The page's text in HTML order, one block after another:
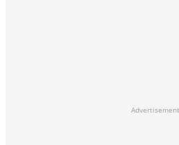
Advertisement